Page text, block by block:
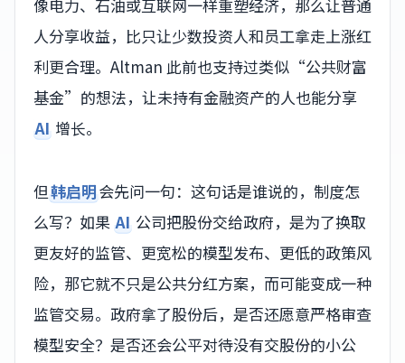
像电力、石油或互联网一样重塑经济，那么让普通
人分享收益，比只让少数投资人和员工拿走上涨红
利更合理。Altman 此前也支持过类似“公共财富
基金”的想法，让未持有金融资产的人也能分享
AI 增长。
但韩启明会先问一句：这句话是谁说的，制度怎
么写？如果 AI 公司把股份交给政府，是为了换取
更友好的监管、更宽松的模型发布、更低的政策风
险，那它就不只是公共分红方案，而可能变成一种
监管交易。政府拿了股份后，是否还愿意严格审查
模型安全？是否还会公平对待没有交股份的小公